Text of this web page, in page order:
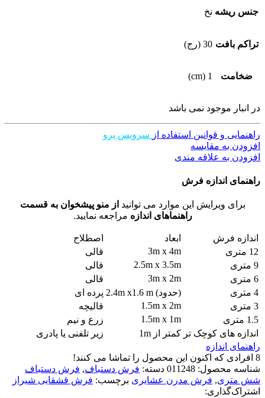
جنس ریشه نخ
تراکم بافت 30 (رج)
ضخامت 1 (cm)
در انبار موجود نمی باشد
راهنمایی و قوانین استفاده از سرویس پرو
افزودن به مقایسه
افزودن به علاقه مندی
راهنمای اندازه فرش
برای ویرایش این موارد می توانید از منو پیشخوان به قسمت
راهنماهای اندازه مراجعه نمایید.
اندازه فرش ابعاد
اصطلاح
12 متری
3m x 4m
قالی
9 متری
2.5m x 3.5m
قالی
6 متری
3m x 2m
قالی
4 متری
(حدود) 2.4m x1.6 m
پرده ای
3 متری
1.5m x 2m
قالیچه
1.5 متری
1.5m x 1m
زرع و نیم
اندازه های کوچک تر کمتر از 1m
زیر تلفنی یا پادری
راهنمای اندازه
8 افرادی که اکنون این محصول را تماشا می کنند!
شناسه محصول: 011248 دسته: فرش دستباف, فرش دستباف
شش متری, فرش مدرن عشایری برچسب: فرش قشقایی شیراز
اشتراک‌گذاری: